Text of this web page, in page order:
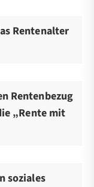
Rentenalter
Rentenbezug
„Rente mit
soziales